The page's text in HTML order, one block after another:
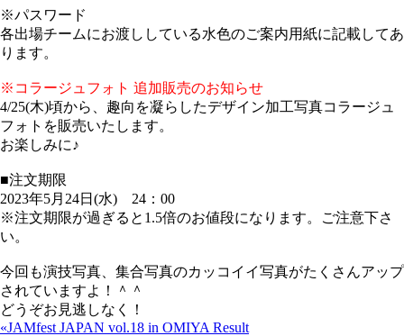
※パスワード
各出場チームにお渡ししている水色のご案内用紙に記載してあ
ります。
※コラージュフォト 追加販売のお知らせ
4/25(木)頃から、趣向を凝らしたデザイン加工写真コラージュ
フォトを販売いたします。
お楽しみに♪
■注文期限
2023年5月24日(水) 24：00
※注文期限が過ぎると1.5倍のお値段になります。ご注意下さ
い。
今回も演技写真、集合写真のカッコイイ写真がたくさんアップ
されていますよ！＾＾
どうぞお見逃しなく！
«JAMfest JAPAN vol.18 in OMIYA Result